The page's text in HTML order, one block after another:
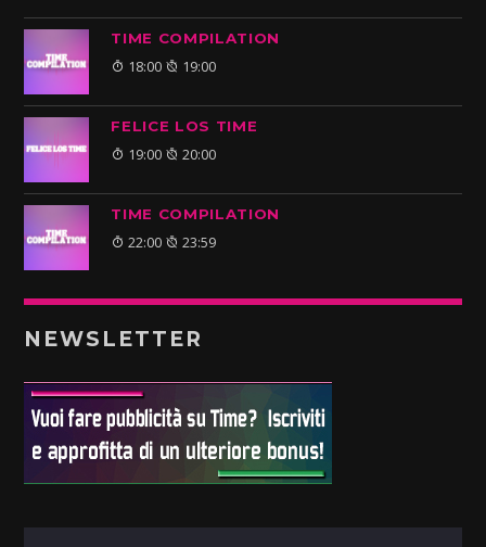
TIME COMPILATION
18:00 19:00
FELICE LOS TIME
19:00 20:00
TIME COMPILATION
22:00 23:59
NEWSLETTER